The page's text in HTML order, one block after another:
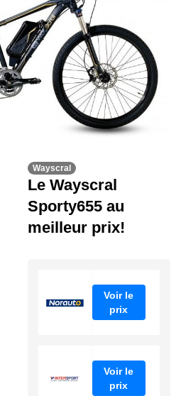
Wayscral
Le Wayscral
Sporty655 au
meilleur prix!
Voir le
prix
Voir le
prix